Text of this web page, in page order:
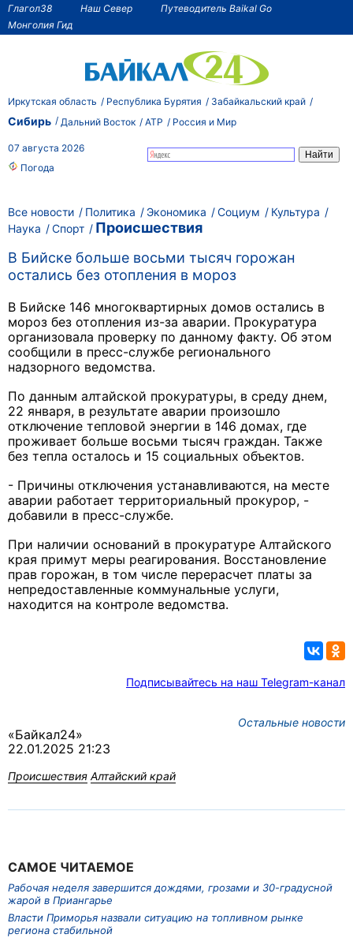
Глагол38 Наш Север
Путеводитель Baikal Go
Монголия Гид
Иркутская область Республика Бурятия Забайкальский край
Сибирь Дальний Восток АТР Россия и Мир
07 августа 2026
Погода
Все новости Политика Экономика Социум
Культура
Наука
Спорт
Происшествия
В Бийске больше восьми тысяч горожан
остались без отопления в мороз
В Бийске 146 многоквартирных домов остались в
мороз без отопления из-за аварии. Прокуратура
организовала проверку по данному факту. Об этом
сообщили в пресс-службе регионального
надзорного ведомства.
По данным алтайской прокуратуры, в среду днем,
22 января, в результате аварии произошло
отключение тепловой энергии в 146 домах, где
проживает больше восьми тысяч граждан. Также
без тепла осталось и 15 социальных объектов.
- Причины отключения устанавливаются, на месте
аварии работает территориальный прокурор, -
добавили в пресс-службе.
При наличии оснований в прокуратуре Алтайского
края примут меры реагирования. Восстановление
прав горожан, в том числе перерасчет платы за
непредоставленные коммунальные услуги,
находится на контроле ведомства.
Подписывайтесь на наш Telegram-канал
Остальные новости
«Байкал24»
22.01.2025 21:23
Происшествия Алтайский край
САМОЕ ЧИТАЕМОЕ
Рабочая неделя завершится дождями, грозами и 30-градусной
жарой в Приангарье
Власти Приморья назвали ситуацию на топливном рынке
региона стабильной